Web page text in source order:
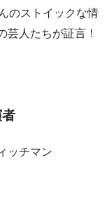
のストイックな情
芸人たちが証言！
者
ッチマン